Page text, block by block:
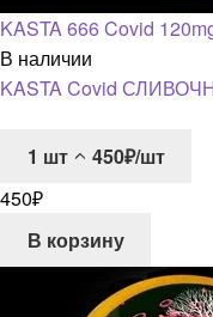
KASTA 666 Covid
В наличии
KASTA Covid
1 шт
450₽/шт
450₽
В корзину